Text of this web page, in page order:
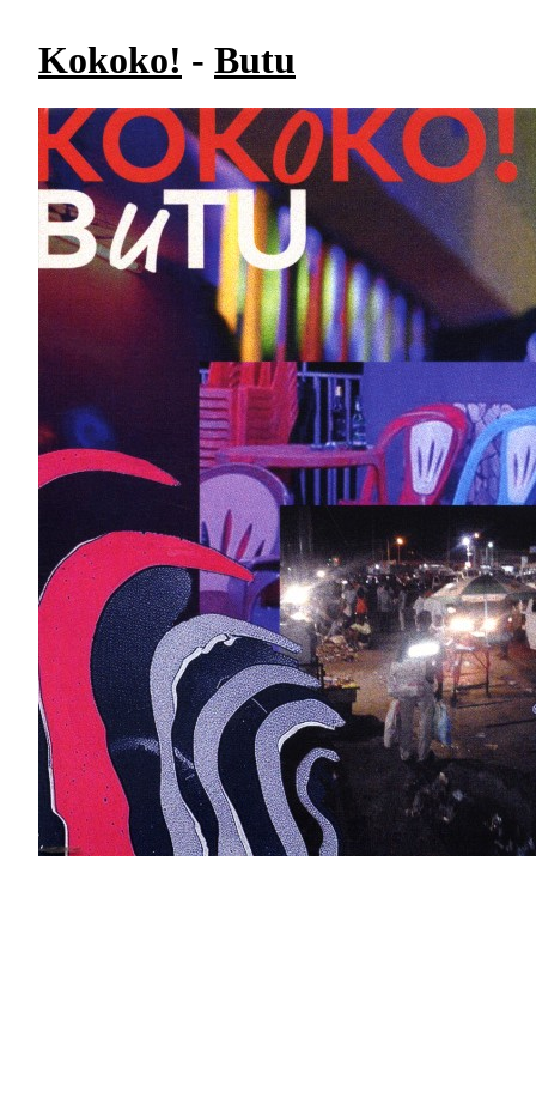
Kokoko! - Butu